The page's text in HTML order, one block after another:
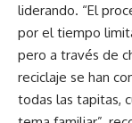
liderando. “El
por el tiempo
pero a través de
reciclaje se han
todas las tapitas,